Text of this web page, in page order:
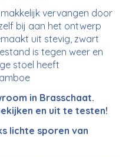
vervangen door
bij aan het ontwerp
uit stevig, zwart
is tegen weer en
stoel heeft
in Brasschaat.
en uit te testen!
lichte sporen van